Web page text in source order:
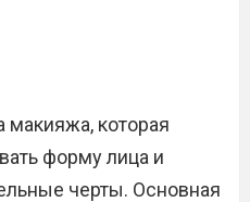
макияжа, которая
форму лица и
черты. Основная